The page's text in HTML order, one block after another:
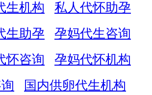
生机构
私人代怀助孕
生助孕
孕妈代生咨询
怀咨询
孕妈代怀机构
国内供卵代生机构